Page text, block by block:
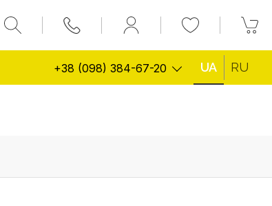
+38 (098) 384-67-20 UA RU